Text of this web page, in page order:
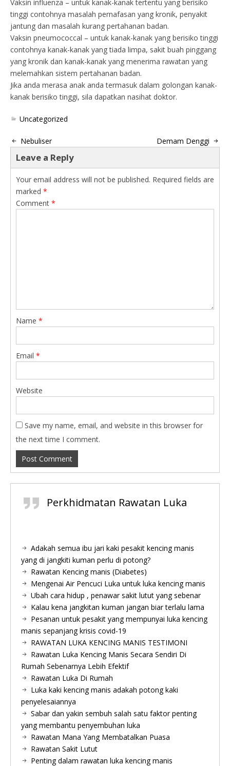
Vaksin influenza – untuk kanak-kanak tertentu yang berisiko
tinggi contohnya masalah pernafasan yang kronik, penyakit
jantung dan masalah kurang pertahanan badan.
Vaksin pneumococcal – untuk kanak-kanak yang berisiko tinggi
contohnya kanak-kanak yang tiada limpa, sakit buah pinggang
yang kronik dan kanak-kanak yang menerima rawatan yang
melemahkan sistem pertahanan badan.
Jika anda merasa anak anda termasuk dalam golongan kanak-
kanak berisiko tinggi, sila dapatkan nasihat doktor.
Uncategorized
Nebuliser Demam Denggi
Leave a Reply
Your email address will not be published. Required fields are
marked *
Comment *
Name *
Email *
Website
Save my name, email, and website in this browser for
the next time I comment.
Perkhidmatan Rawatan Luka
Adakah semua ibu jari kaki pesakit kencing manis
yang di jangkiti kuman perlu di potong?
Rawatan Kencing manis (Diabetes)
Mengenai Air Pencuci Luka untuk luka kencing manis
Ubah cara hidup , penawar sakit lutut yang sebenar
Kalau kena jangkitan kuman jangan biar terlalu lama
Pesanan untuk pesakit yang mempunyai luka kencing
manis sepanjang krisis covid-19
RAWATAN LUKA KENCING MANIS TESTIMONI
Rawatan Luka Kencing Manis Secara Sendiri Di
Rumah Sebenarnya Lebih Efektif
Rawatan Luka Di Rumah
Luka kaki kencing manis adakah potong kaki
penyelesaiannya
Sabar dan yakin sembuh salah satu faktor penting
yang membantu penyembuhan luka
Rawatan Mana Yang Membatalkan Puasa
Rawatan Sakit Lutut
Penting dalam rawatan luka kencing manis